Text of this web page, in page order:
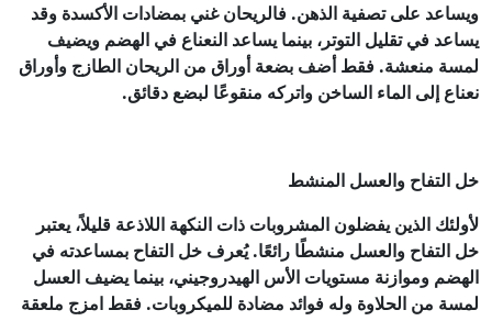
ويساعد على تصفية الذهن. فالريحان غني بمضادات الأكسدة وقد
يساعد في تقليل التوتر، بينما يساعد النعناع في الهضم ويضيف
لمسة منعشة. فقط أضف بضعة أوراق من الريحان الطازج وأوراق
نعناع إلى الماء الساخن واتركه منقوعًا لبضع دقائق.
خل التفاح والعسل المنشط
لأولئك الذين يفضلون المشروبات ذات النكهة اللاذعة قليلاً، يعتبر
خل التفاح والعسل منشطًا رائعًا. يُعرف خل التفاح بمساعدته في
الهضم وموازنة مستويات الأس الهيدروجيني، بينما يضيف العسل
لمسة من الحلاوة وله فوائد مضادة للميكروبات. فقط امزج ملعقة